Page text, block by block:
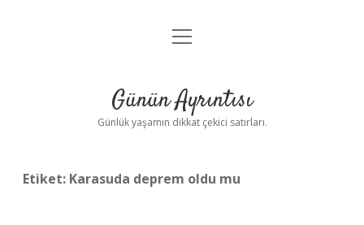
Anasayfa
Yasal Uyarı
menüyü
Günün Ayrıntısı
Günlük yaşamın dikkat çekici satırları.
Etiket: Karasuda deprem oldu mu